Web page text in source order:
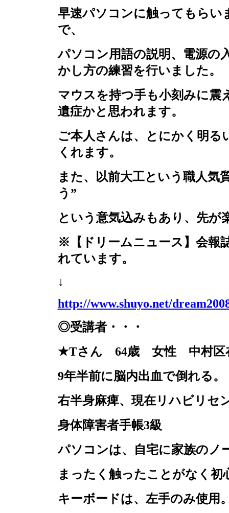
早速パソコンに触ってもらい
で、
パソコン用語の説明、電源の
かし方の練習を行いました。
マウスを持つ手も小刻みに震
遺症かと思われます。
ご本人さんは、とにかく明る
くれます。
また、以前大工という職人気
う”
という意気込みもあり、先が
※【ドリームニュース】会報
れています。
↓
http://www.shuyo.net/
◎受講者・・・
★Tさん 64歳 女性 中村区
9年半前に脳内出血で倒れる。
右半身麻痺、現在リハビリセ
身体障害者手帳3級
パソコンは、自宅に家族のノ
まったく触ったことがなく初
キーボードは、左手のみ使用